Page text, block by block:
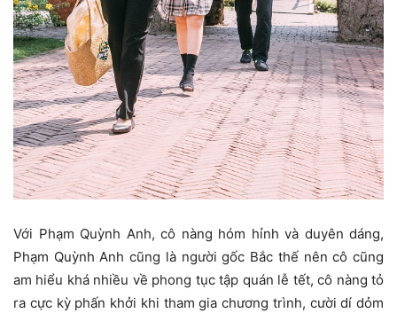
Với Phạm Quỳnh Anh, cô nàng hóm hỉnh và duyên dáng,
Phạm Quỳnh Anh cũng là người gốc Bắc thế nên cô cũng
am hiểu khá nhiều về phong tục tập quán lễ tết, cô nàng tỏ
ra cực kỳ phấn khởi khi tham gia chương trình, cười dí dỏm